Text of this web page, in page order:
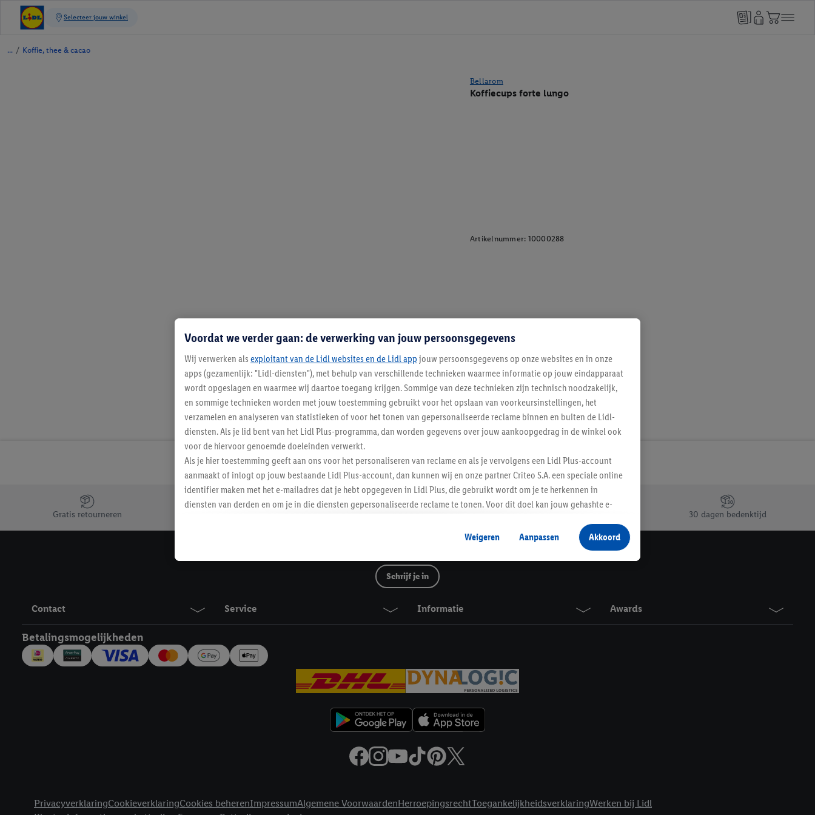
/ Koffie, thee & cacao
Bellarom
Koffiecups forte lungo
Artikelnummer: 10000288
Lidl Nieuwsbrief
Jouw voordelen bij ons als Lidl webshop klant
Gratis retourneren 30 dagen bedenktijd
Lidl Nieuwsbrief
Schrijf je in
Contact Service Informatie Awards
Betalingsmogelijkheden
PrivacyverklaringCookieverklaringCookies beherenImpressumAlgemene VoorwaardenHerroepingsrechtToegankelijkheidsverklaringWerken bij Lidl
Voordat we verder gaan: de verwerking van jouw persoonsgegevens
Wij verwerken als exploitant van de Lidl websites en de Lidl app jouw persoonsgegevens op onze websites en in onze
apps (gezamenlijk: "Lidl-diensten"), met behulp van verschillende technieken waarmee informatie op jouw eindapparaat
wordt opgeslagen en waarmee wij daartoe toegang krijgen. Sommige van deze technieken zijn technisch noodzakelijk,
en sommige technieken worden met jouw toestemming gebruikt voor het opslaan van voorkeursinstellingen, het
verzamelen en analyseren van statistieken of voor het tonen van gepersonaliseerde reclame binnen en buiten de Lidl-
diensten. Als je lid bent van het Lidl Plus-programma, dan worden gegevens over jouw aankoopgedrag in de winkel ook
voor de hiervoor genoemde doeleinden verwerkt.
Als je hier toestemming geeft aan ons voor het personaliseren van reclame en als je vervolgens een Lidl Plus-account
aanmaakt of inlogt op jouw bestaande Lidl Plus-account, dan kunnen wij en onze partner Criteo S.A. een speciale online
identifier maken met het e-mailadres dat je hebt opgegeven in Lidl Plus, die gebruikt wordt om je te herkennen in
diensten van derden en om je in die diensten gepersonaliseerde reclame te tonen. Voor dit doel kan jouw gehashte e-
Als je hiervoor toestemming geeft, dan kunnen retargeting advertenties worden weergegeven voor producten waarin je
eerder interesse hebt getoond (bijvoorbeeld door het product in een winkelmandje van een online winkel te plaatsen
maar het niet te kopen). De retargeting advertenties kunnen op verschillende eindapparaten en binnen verschillende
Lidl-diensten worden weergegeven, als verschillende eindapparaten en Lidl-diensten, met behulp van jouw gehashte e-
mailadres en met eventuele andere identifiers of met identifiers waarover Criteo S.A. beschikt, aan jou kunnen worden
verwerkingsdoeleinden je instemt. Verder kan je er meer informatie vinden over de gegevensverwerking.
Door te klikken op "Weigeren", kies je voor de optie dat er enkel technisch noodzakelijke cookies en vergelijkbare
Door op "Akkoord" te klikken, stem je in met alle verwerkingen voor alle bovengenoemde doeleinden. Meer informatie,
inclusief over de opslagperiode van de gegevens en je recht om jouw toestemming op elk gewenst moment in te
.Je vindt de impressum voor de Lidl website hier.
Weigeren Aanpassen Akkoord